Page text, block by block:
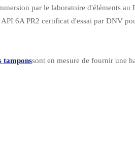
par le laboratoire d'éléments au
6A PR2 certificat d'essai par DNV
tamponssont en mesure de fournir une